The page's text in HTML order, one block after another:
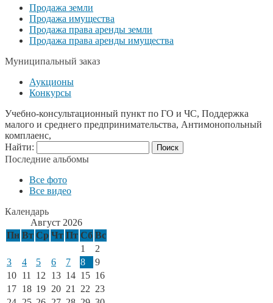
Продажа земли
Продажа имущества
Продажа права аренды земли
Продажа права аренды имущества
Муниципальный заказ
Аукционы
Конкурсы
Учебно-консультационный пункт по ГО и ЧС, Поддержка
малого и среднего предпринимательства, Антимонопольный
комплаенс,
Найти:
Последние альбомы
Все фото
Все видео
Календарь
Август 2026
Пн Вт Ср Чт Пт Сб Вс
1
2
3
4 5 6 7 8
9
10 11 12 13 14 15 16
17 18 19 20 21 22 23